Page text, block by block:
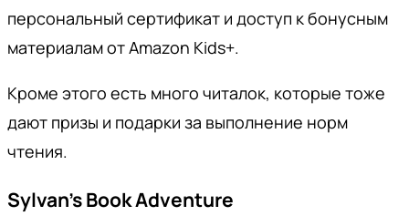
персональный сертификат и доступ к бонусным
материалам от Amazon Kids+.
Кроме этого есть много читалок, которые тоже
дают призы и подарки за выполнение норм
чтения.
Sylvan’s Book Adventure